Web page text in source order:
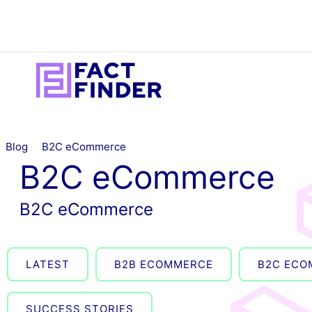
Bessere Suche
Product
Personalisierte
LESEN
Blog
Case
Studies
Blog B2C eCommerce
B2C eCommerce
B2C eCommerce
LATEST B2B ECOMMERCE B2C
SUCCESS STORIES